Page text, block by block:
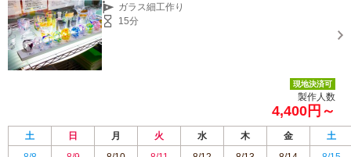
ガラス細工作り
15分
現地決済可
製作人数
4,400円～
土 日 月 火 水 木 金
土